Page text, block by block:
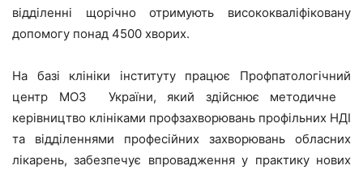
відділенні щорічно отримують висококваліфіковану
допомогу понад 4500 хворих.
На базі клініки інституту працює Профпатологічний
центр МОЗ України, який здійснює методичне
керівництво клініками профзахворювань профільних НДІ
та відділеннями професійних захворювань обласних
лікарень, забезпечує впровадження у практику нових